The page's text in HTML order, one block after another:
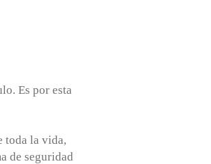
Es por esta
toda la vida,
de seguridad